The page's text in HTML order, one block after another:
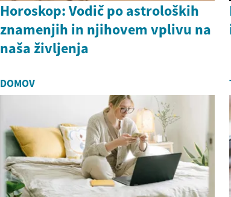
Horoskop: Vodič po astroloških
znamenjih in njihovem vplivu na
naša življenja
DOMOV